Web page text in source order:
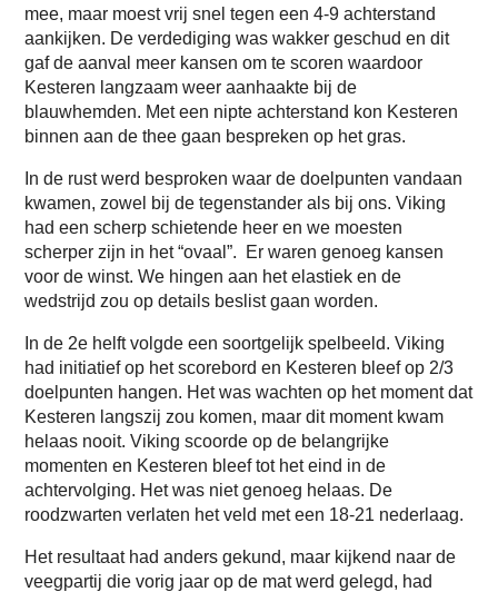
mee, maar moest vrij snel tegen een 4-9 achterstand
aankijken. De verdediging was wakker geschud en dit
gaf de aanval meer kansen om te scoren waardoor
Kesteren langzaam weer aanhaakte bij de
blauwhemden. Met een nipte achterstand kon Kesteren
binnen aan de thee gaan bespreken op het gras.
In de rust werd besproken waar de doelpunten vandaan
kwamen, zowel bij de tegenstander als bij ons. Viking
had een scherp schietende heer en we moesten
scherper zijn in het “ovaal”. Er waren genoeg kansen
voor de winst. We hingen aan het elastiek en de
wedstrijd zou op details beslist gaan worden.
In de 2e helft volgde een soortgelijk spelbeeld. Viking
had initiatief op het scorebord en Kesteren bleef op 2/3
doelpunten hangen. Het was wachten op het moment dat
Kesteren langszij zou komen, maar dit moment kwam
helaas nooit. Viking scoorde op de belangrijke
momenten en Kesteren bleef tot het eind in de
achtervolging. Het was niet genoeg helaas. De
roodzwarten verlaten het veld met een 18-21 nederlaag.
Het resultaat had anders gekund, maar kijkend naar de
veegpartij die vorig jaar op de mat werd gelegd, had